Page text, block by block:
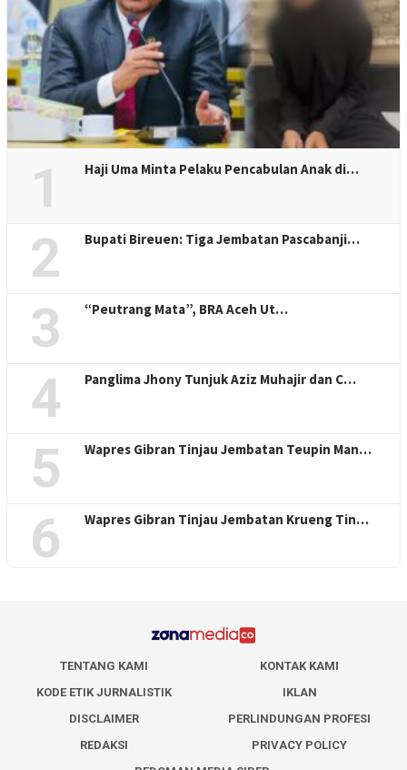
1 Haji Uma Minta Pelaku Pencabulan Anak di…
2 Bupati Bireuen: Tiga Jembatan Pascabanji…
3 “Peutrang Mata”, BRA Aceh Ut…
4 Panglima Jhony Tunjuk Aziz Muhajir dan C…
5 Wapres Gibran Tinjau Jembatan Teupin Man…
6 Wapres Gibran Tinjau Jembatan Krueng Tin…
TENTANG KAMI
KONTAK KAMI
KODE ETIK JURNALISTIK
IKLAN
DISCLAIMER
PERLINDUNGAN PROFESI
REDAKSI
PRIVACY POLICY